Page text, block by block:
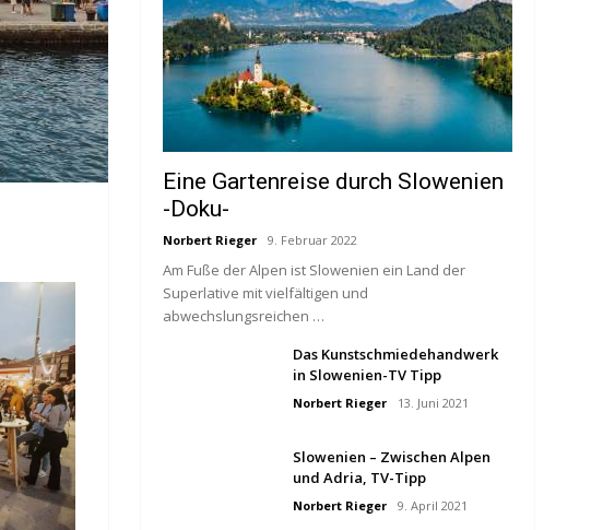
Eine Gartenreise durch Slowenien
-Doku-
Norbert Rieger 9. Februar 2022
Am Fuße der Alpen ist Slowenien ein Land der
Superlative mit vielfältigen und
abwechslungsreichen …
Das Kunstschmiedehandwerk
in Slowenien-TV Tipp
Norbert Rieger 13. Juni 2021
Slowenien – Zwischen Alpen
und Adria, TV-Tipp
Norbert Rieger 9. April 2021